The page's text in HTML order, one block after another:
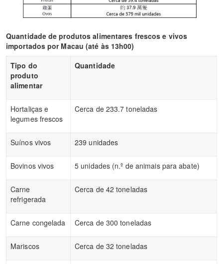
Quantidade de produtos alimentares frescos e vivos
importados por Macau (até às 13h00)
Tipo do
produto
alimentar
Quantidade
Hortaliças e
legumes frescos
Cerca de 233.7 toneladas
Suínos vivos 239 unidades
Bovinos vivos 5 unidades (n.º de animais para abate)
Carne
refrigerada
Cerca de 42 toneladas
Carne congelada Cerca de 300 toneladas
Mariscos Cerca de 32 toneladas